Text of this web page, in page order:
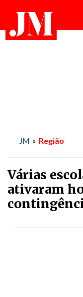
JM » Região
Várias
ativaram